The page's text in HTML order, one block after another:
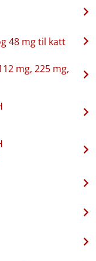
48 mg til katt
mg, 225 mg,